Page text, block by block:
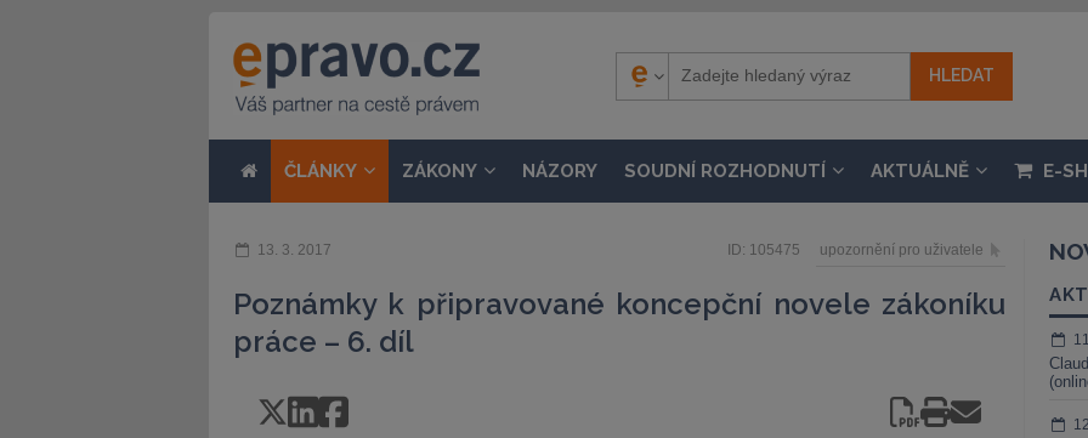
ČLÁNKY ZÁKONY NÁZORY SOUDNÍ ROZHODNUTÍ AKTUÁLNĚ E-
13. 3. 2017 ID: 105475 upozornění pro uživatele
Poznámky k připravované koncepční novele zákoníku
práce – 6. díl